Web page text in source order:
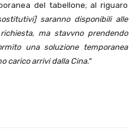
del tabellone; al riguaro
saranno disponibili alle
ma stavvno prendendo
una soluzione temporanea
carico arrivi dalla Cina.”